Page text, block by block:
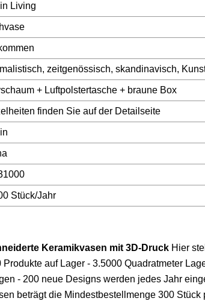
Living
zeitgenössisch, skandinavisch,
+ Luftpolstertasche + braune Box
finden Sie auf der Detailseite
Stück/Jahr
Keramikvasen mit 3D-Druck Hier
auf Lager - 3.5000 Quadratmeter
- 200 neue Designs werden jedes Jahr
beträgt die Mindestbestellmenge 300